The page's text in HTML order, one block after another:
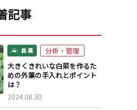
記事
分析・管理
大きくきれいな白菜を作るた
めの外葉の手入れとポイント
は？
2024.08.30